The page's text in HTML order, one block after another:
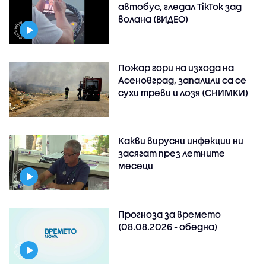
автобус, гледал TikTok зад
волана (ВИДЕО)
Пожар гори на изхода на
Асеновград, запалили са се
сухи треви и лозя (СНИМКИ)
Какви вирусни инфекции ни
засягат през летните
месеци
Прогноза за времето
(08.08.2026 - обедна)